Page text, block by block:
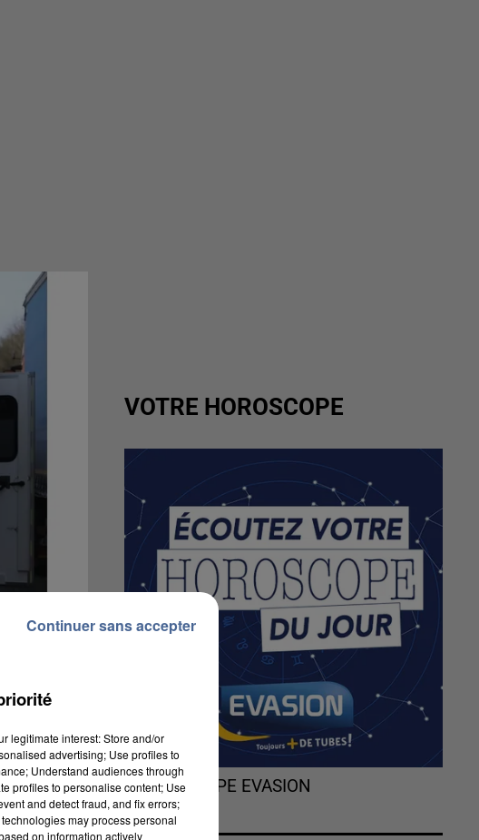
28 ans
VOTRE HOROSCOPE
L'HOROSCOPE EVASION
legitimate interest: Store and/or
advertising; Use profiles to
Understand audiences through
profiles to personalise content; Use
and detect fraud, and fix errors;
may process personal
on information actively
Continuer sans accepter